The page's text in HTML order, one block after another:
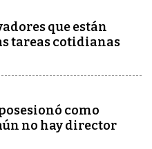
que están
tareas cotidianas
como
no hay director